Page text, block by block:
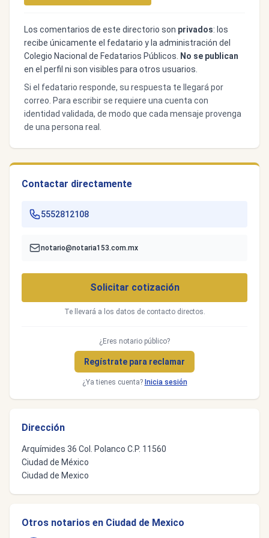
Los comentarios de este directorio son privados: los
recibe únicamente el fedatario y la administración del
Colegio Nacional de Fedatarios Públicos.
No se publican
en el perfil ni son visibles para otros usuarios.
Si el fedatario responde, su respuesta te llegará por
correo. Para escribir se requiere una cuenta con
identidad validada, de modo que cada mensaje provenga
de una persona real.
Contactar directamente
5552812108
notario@notaria153.com.mx
Solicitar cotización
Te llevará a los datos de contacto directos.
¿Eres notario público?
Regístrate para reclamar
¿Ya tienes cuenta? Inicia sesión
Dirección
Arquímides 36 Col. Polanco C.P. 11560
Ciudad de México
Ciudad de Mexico
Otros notarios en Ciudad de Mexico